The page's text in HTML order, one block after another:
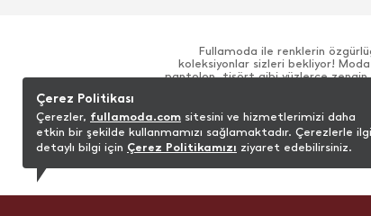
Fullamoda ile renklerin
koleksiyonlar sizleri bekliyor!
pantolon, tişört gibi yüzlerce zengin
iddialı ürünler ile her zaman rahat
alışveriş sitesinde beğenilerinize
koleksiyonuna sahip, çok
kamaştırıcı olmanızı sağlayan
silüetler ile sizi sınırsız kılıyor.
detaylar ile giyim koleksiyonunda
tarzı bir araya getiriyor. Sizde
kolaylıkla keşfedebilirsiniz!
kaliteli kumaş dokuları
Çerez Politikası
Çerezler, fullamoda.com sitesini ve hizmetlerimizi daha
etkin bir şekilde kullanmamızı sağlamaktadır. Çerezlerle
detaylı bilgi için Çerez Politikamızı ziyaret edebilirsiniz.